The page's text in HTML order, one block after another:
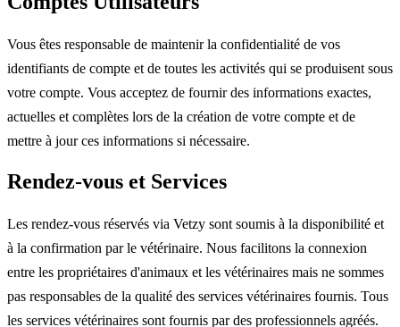
Vous êtes responsable de maintenir la confidentialité de vos
identifiants de compte et de toutes les activités qui se produisent sous
votre compte. Vous acceptez de fournir des informations exactes,
actuelles et complètes lors de la création de votre compte et de
mettre à jour ces informations si nécessaire.
Rendez-vous et Services
Les rendez-vous réservés via Vetzy sont soumis à la disponibilité et
à la confirmation par le vétérinaire. Nous facilitons la connexion
entre les propriétaires d'animaux et les vétérinaires mais ne sommes
pas responsables de la qualité des services vétérinaires fournis. Tous
les services vétérinaires sont fournis par des professionnels agréés.